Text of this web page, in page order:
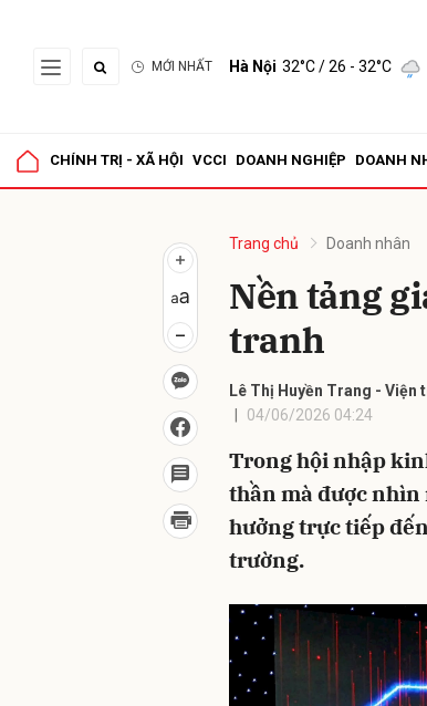
MỚI NHẤT Hà Nội 32°C/ 26 - 32°C
CHÍNH TRỊ - XÃ HỘI VCCI DOANH NGHIỆP DOANH
Trang chủ Doanh nhân
Nền tảng
tranh
Lê Thị Huyền Trang - Viện
04/06/2026 04:24
Trong hội nhập
thần mà được nhìn
hưởng trực tiếp
trường.